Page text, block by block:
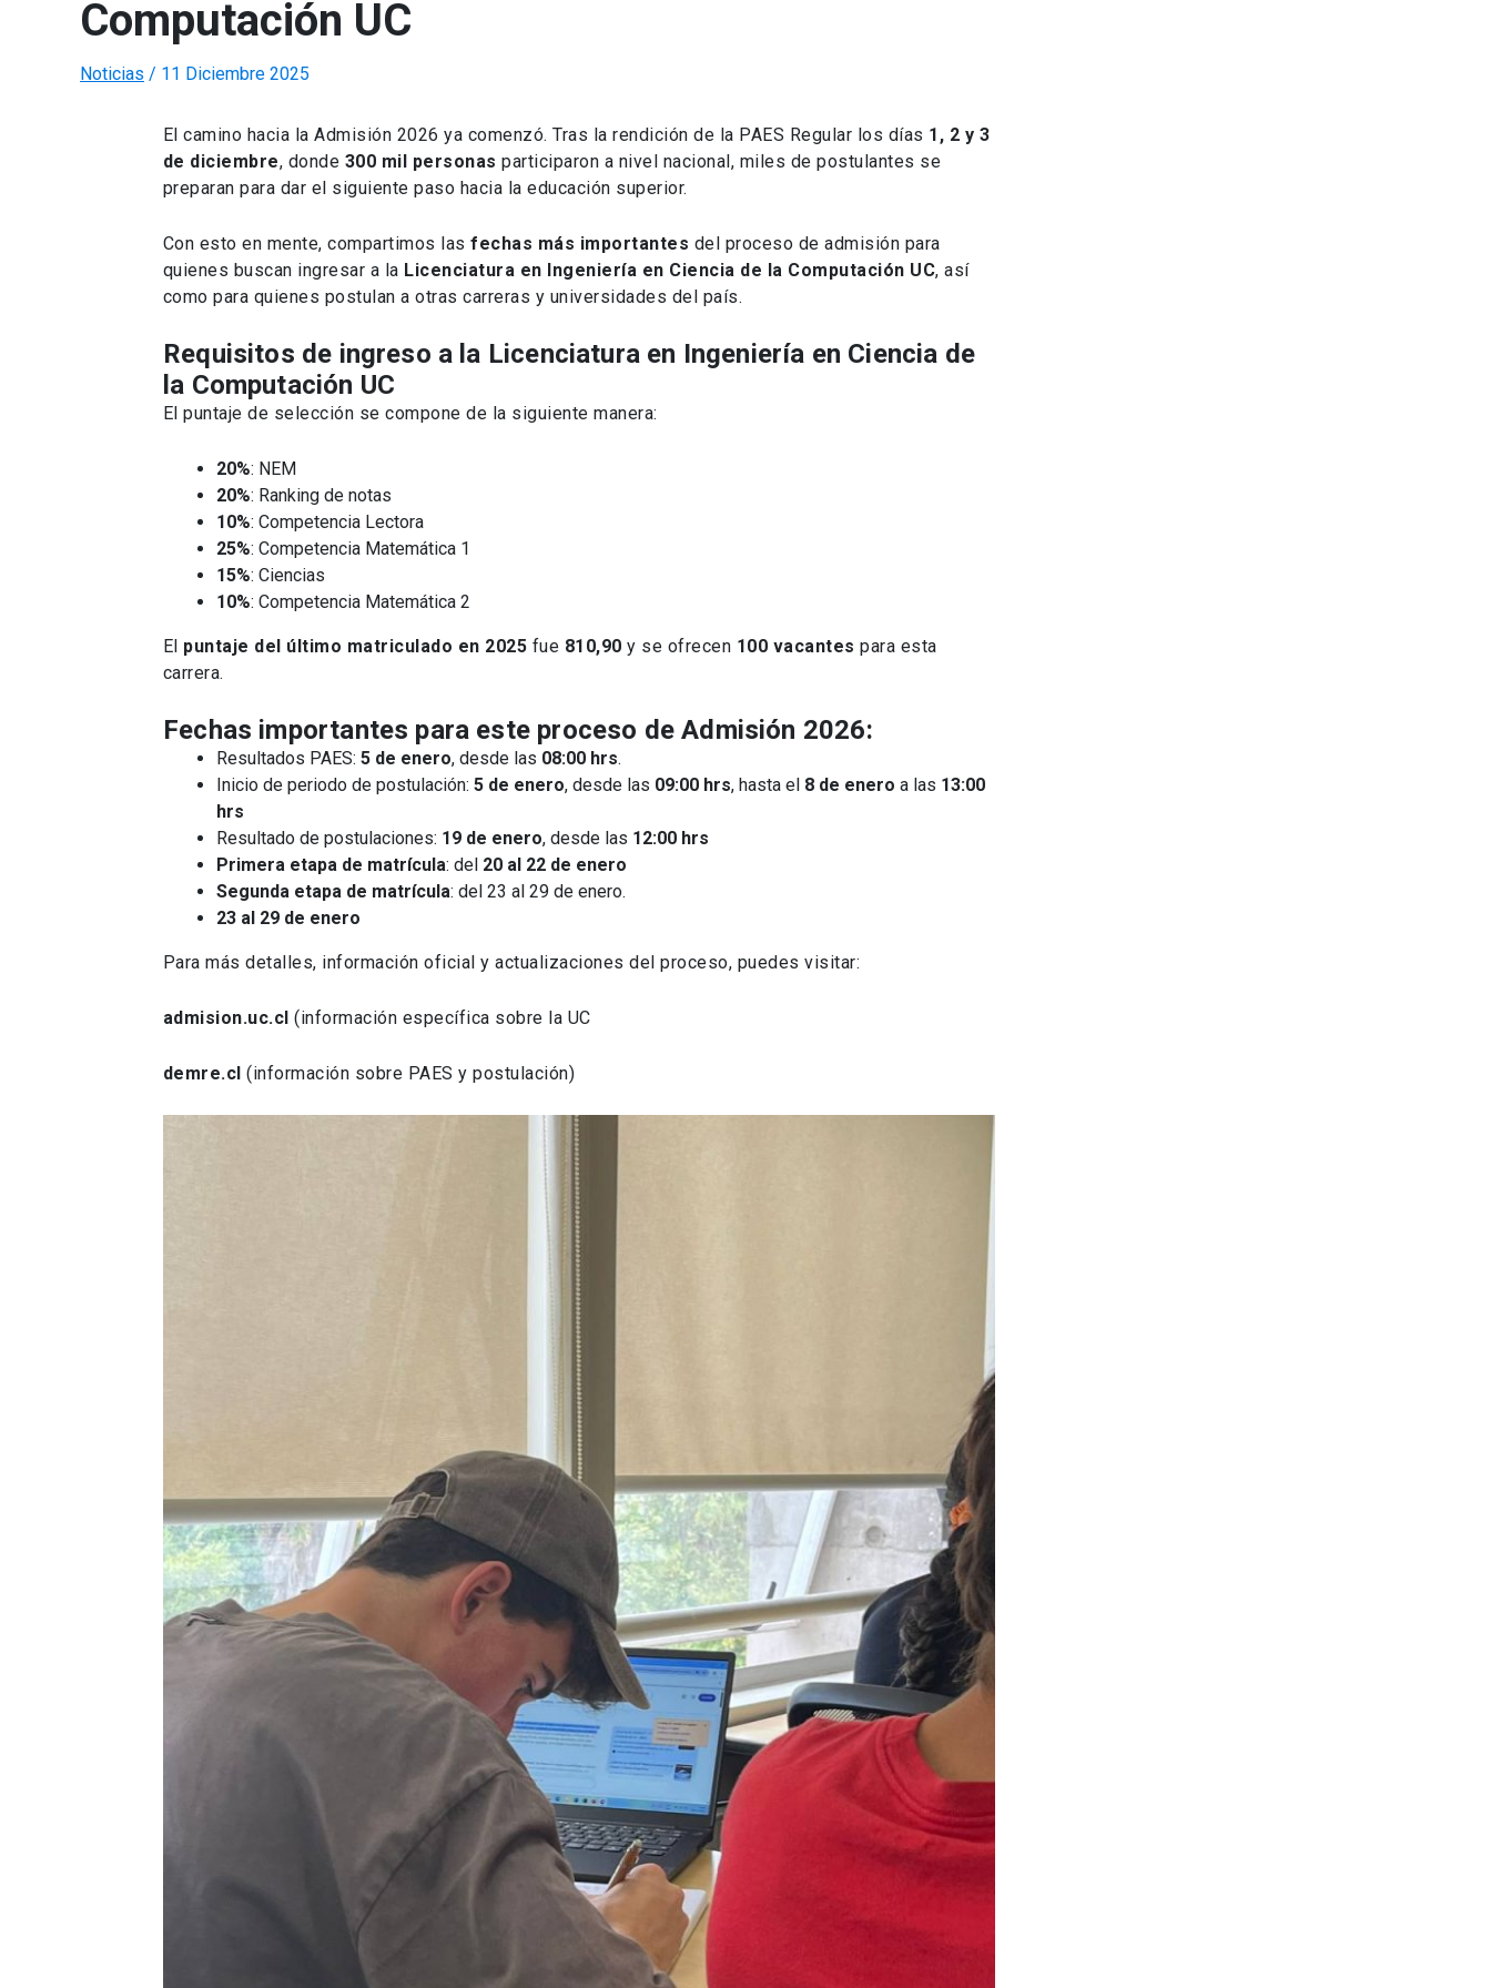
Computación UC
Noticias / 11 Diciembre 2025
El camino hacia la Admisión 2026 ya comenzó. Tras la rendición de la PAES Regular los días 1, 2 y 3
de diciembre, donde 300 mil personas participaron a nivel nacional, miles de postulantes se
preparan para dar el siguiente paso hacia la educación superior.
Con esto en mente, compartimos lasfechas más importantes del proceso de admisión para
quienes buscan ingresar a la Licenciatura en Ingeniería en Ciencia de la Computación UC, así
como para quienes postulan a otras carreras y universidades del país.
Requisitos de ingreso a la Licenciatura en Ingeniería en Ciencia de
la Computación UC
El puntaje de selección se compone de la siguiente manera:
20%: NEM
20%: Ranking de notas
10%: Competencia Lectora
25%: Competencia Matemática 1
15%: Ciencias
10%: Competencia Matemática 2
El puntaje del último matriculado en 2025 fue 810,90 y se ofrecen 100 vacantes para esta
carrera.
Fechas importantes para este proceso de Admisión 2026:
Resultados PAES: 5 de enero, desde las 08:00 hrs.
Inicio de periodo de postulación: 5 de enero, desde las 09:00 hrs, hasta el 8 de enero a las 13:00
hrs
Resultado de postulaciones: 19 de enero, desde las 12:00 hrs
Primera etapa de matrícula: del 20 al 22 de enero
Segunda etapa de matrícula: del 23 al 29 de enero.
23 al 29 de enero
Para más detalles, información oficial y actualizaciones del proceso, puedes visitar:
admision.uc.cl (información específica sobre la UC
demre.cl (información sobre PAES y postulación)